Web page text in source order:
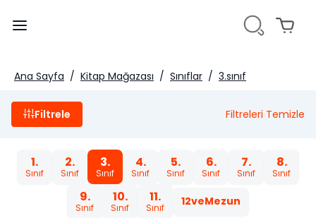
Ana Sayfa / Kitap Mağazası / Sınıflar / 3.sınıf
Filtrele Filtreleri Temizle
1.
Sınıf
2.
Sınıf
3.
Sınıf
4.
Sınıf
5.
Sınıf
6.
Sınıf
7.
Sınıf
8.
Sınıf
9.
Sınıf
10.
Sınıf
11.
Sınıf 12veMezun